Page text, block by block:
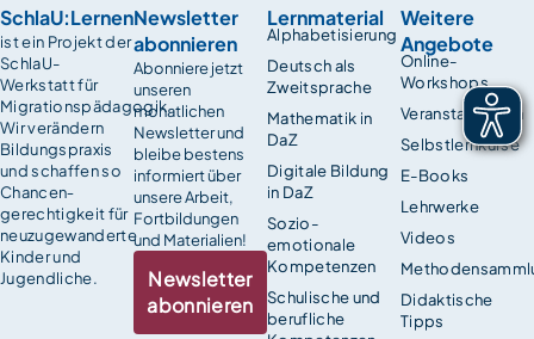
SchlaU:Lernen
ist ein Projekt der
SchlaU-
Werkstatt für
Migrationspädagogik.
Wir verändern
Bildungspraxis
und schaffen so
Chancen­
gerechtigkeit für
neuzugewanderte
Kinder und
Jugendliche.
Lernmaterial
Alphabetisierung
Deutsch als
Zweitsprache
Mathematik in
DaZ
Digitale Bildung
in DaZ
Sozio-
emotionale
Kompetenzen
Schulische und
berufliche
Weitere
Angebote
Online-
Workshops
Veranstaltungen
Selbstlernkurse
E-Books
Lehrwerke
Videos
Didaktische
Tipps
Newsletter
abonnieren
Abonniere jetzt
unseren
monatlichen
Newsletter und
bleibe bestens
informiert über
unsere Arbeit,
Fortbildungen
und Materialien!
Newsletter
abonnieren